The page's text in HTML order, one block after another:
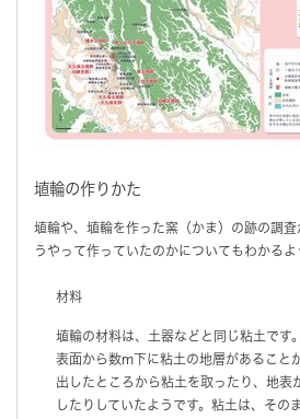
埴輪の作りかた
埴輪や、埴輪を作った窯（かま）の跡の調
うやって作っていたのかについてもわかるよ
材料
埴輪の材料は、土器などと同じ粘土です
表面から数m下に粘土の地層があること
出したところから粘土を取ったり、地表
したりしていたようです。粘土は、その